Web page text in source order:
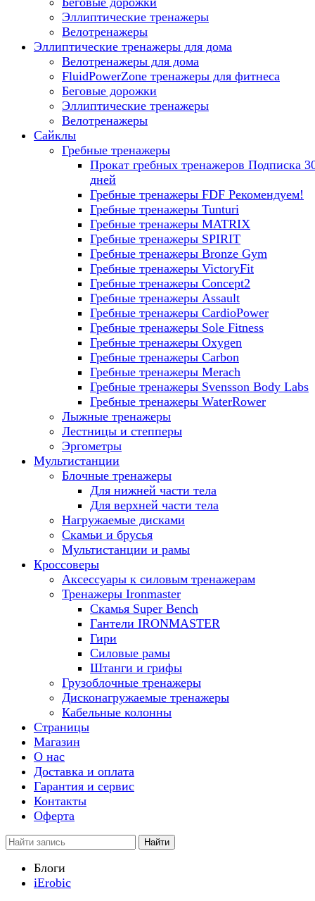
Эллиптические тренажеры
Велотренажеры
Эллиптические тренажеры для дома
Велотренажеры для дома
FluidPowerZone тренажеры для фитнеса
Беговые дорожки
Эллиптические тренажеры
Велотренажеры
Сайклы
Гребные тренажеры
Прокат гребных тренажеров Подписка
дней
Гребные тренажеры FDF Рекомендуем!
Гребные тренажеры Tunturi
Гребные тренажеры MATRIX
Гребные тренажеры SPIRIT
Гребные тренажеры Bronze Gym
Гребные тренажеры VictoryFit
Гребные тренажеры Concept2
Гребные тренажеры Assault
Гребные тренажеры CardioPower
Гребные тренажеры Sole Fitness
Гребные тренажеры Oxygen
Гребные тренажеры Carbon
Гребные тренажеры Merach
Гребные тренажеры Svensson Body Labs
Гребные тренажеры WaterRower
Лыжные тренажеры
Лестницы и степперы
Эргометры
Мультистанции
Блочные тренажеры
Для нижней части тела
Для верхней части тела
Нагружаемые дисками
Скамьи и брусья
Мультистанции и рамы
Кроссоверы
Аксессуары к силовым тренажерам
Тренажеры Ironmaster
Скамья Super Bench
Гантели IRONMASTER
Гири
Силовые рамы
Штанги и грифы
Грузоблочные тренажеры
Дисконагружаемые тренажеры
Кабельные колонны
Страницы
Магазин
О нас
Доставка и оплата
Гарантия и сервис
Контакты
Оферта
Найти
Блоги
iErobic